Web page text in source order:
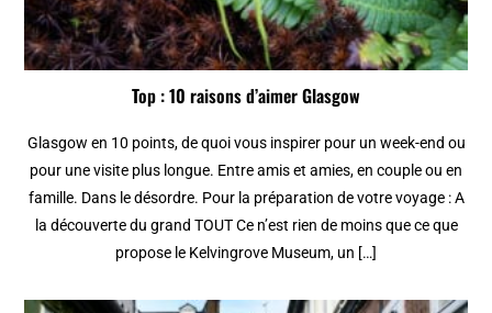
Top : 10 raisons d’aimer Glasgow
Glasgow en 10 points, de quoi vous inspirer pour un week-end ou
pour une visite plus longue. Entre amis et amies, en couple ou en
famille. Dans le désordre. Pour la préparation de votre voyage : A
la découverte du grand TOUT Ce n’est rien de moins que ce que
propose le Kelvingrove Museum, un […]